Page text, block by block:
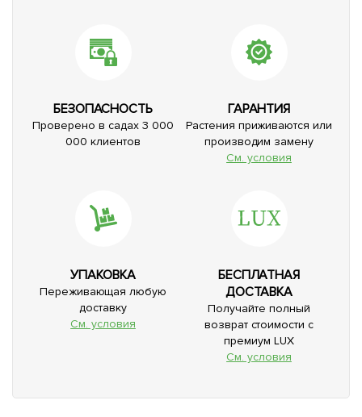
БЕЗОПАСНОСТЬ
Проверено в садах 3 000
000 клиентов
ГАРАНТИЯ
Растения приживаются или
производим замену
См. условия
УПАКОВКА
Переживающая любую
доставку
См. условия
БЕСПЛАТНАЯ
ДОСТАВКА
Получайте полный
возврат стоимости с
премиум LUX
См. условия